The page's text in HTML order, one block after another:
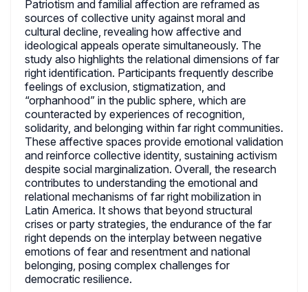
Patriotism and familial affection are reframed as
sources of collective unity against moral and
cultural decline, revealing how affective and
ideological appeals operate simultaneously. The
study also highlights the relational dimensions of far
right identification. Participants frequently describe
feelings of exclusion, stigmatization, and
“orphanhood” in the public sphere, which are
counteracted by experiences of recognition,
solidarity, and belonging within far right communities.
These affective spaces provide emotional validation
and reinforce collective identity, sustaining activism
despite social marginalization. Overall, the research
contributes to understanding the emotional and
relational mechanisms of far right mobilization in
Latin America. It shows that beyond structural
crises or party strategies, the endurance of the far
right depends on the interplay between negative
emotions of fear and resentment and national
belonging, posing complex challenges for
democratic resilience.